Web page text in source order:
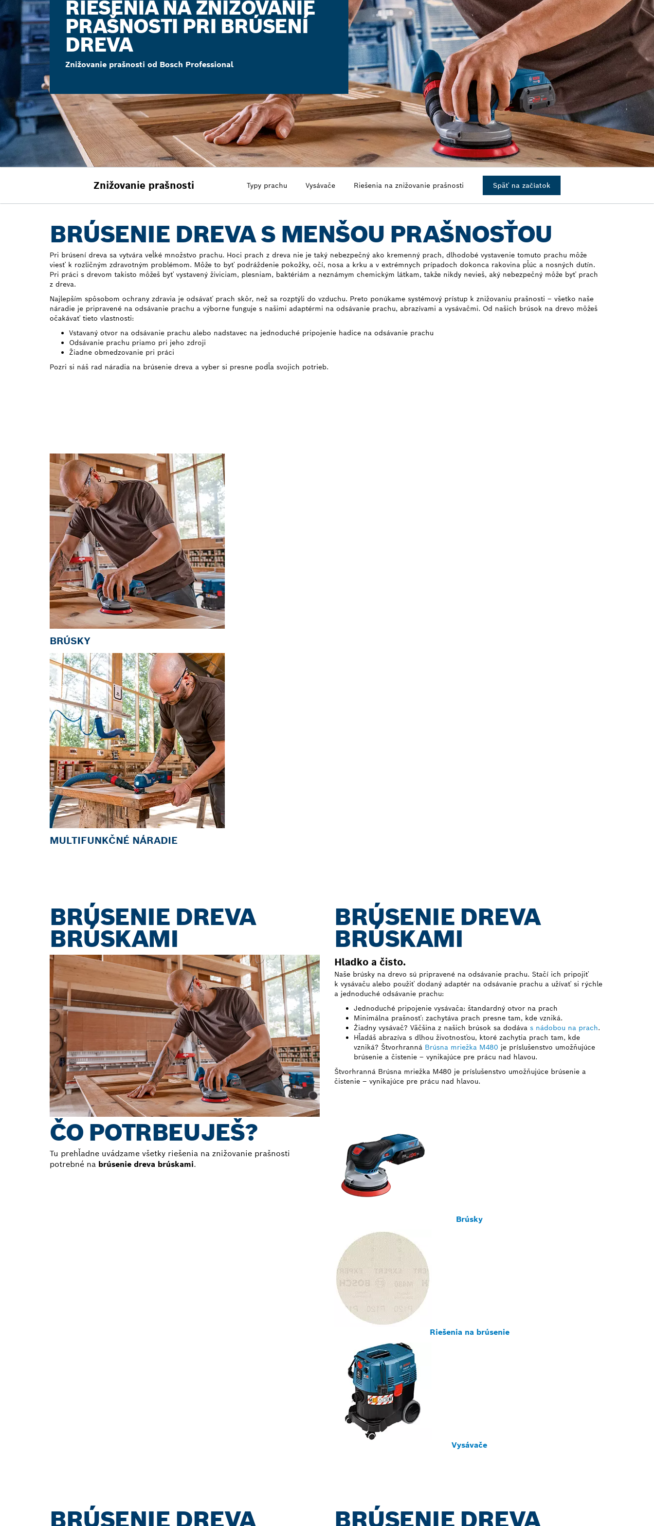
RIEŠENIA NA ZNIŽOVANIE
PRAŠNOSTI PRI BRÚSENÍ
DREVA
Znižovanie prašnosti od Bosch Professional
Znižovanie prašnosti Typy prachu Vysávače Riešenia na znižovanie prašnosti Späť na začiatok
BRÚSENIE DREVA S MENŠOU PRAŠNOSŤOU
Pri brúsení dreva sa vytvára veľké množstvo prachu. Hoci prach z dreva nie je taký nebezpečný ako kremenný prach, dlhodobé vystavenie tomuto prachu môže
viesť k rozličným zdravotným problémom. Môže to byť podráždenie pokožky, očí, nosa a krku a v extrémnych prípadoch dokonca rakovina pľúc a nosných dutín.
Pri práci s drevom takisto môžeš byť vystavený živiciam, plesniam, baktériám a neznámym chemickým látkam, takže nikdy nevieš, aký nebezpečný môže byť prach
z dreva.
Najlepším spôsobom ochrany zdravia je odsávať prach skôr, než sa rozptýli do vzduchu. Preto ponúkame systémový prístup k znižovaniu prašnosti – všetko naše
náradie je pripravené na odsávanie prachu a výborne funguje s našimi adaptérmi na odsávanie prachu, abrazívami a vysávačmi. Od našich brúsok na drevo môžeš
očakávať tieto vlastnosti:
Vstavaný otvor na odsávanie prachu alebo nadstavec na jednoduché pripojenie hadice na odsávanie prachu
Odsávanie prachu priamo pri jeho zdroji
Žiadne obmedzovanie pri práci
Pozri si náš rad náradia na brúsenie dreva a vyber si presne podľa svojich potrieb.
BRÚSKY
MULTIFUNKČNÉ NÁRADIE
BRÚSENIE DREVA
BRÚSKAMI
BRÚSENIE DREVA
BRÚSKAMI
Hladko a čisto.
Naše brúsky na drevo sú pripravené na odsávanie prachu. Stačí ich pripojiť
k vysávaču alebo použiť dodaný adaptér na odsávanie prachu a užívať si rýchle
a jednoduché odsávanie prachu:
Jednoduché pripojenie vysávača: štandardný otvor na prach
Minimálna prašnosť: zachytáva prach presne tam, kde vzniká.
Žiadny vysávač? Väčšina z našich brúsok sa dodáva s nádobou na prach.
Hľadáš abrazíva s dlhou životnosťou, ktoré zachytia prach tam, kde
vzniká? Štvorhranná Brúsna mriežka M480 je príslušenstvo umožňujúce
brúsenie a čistenie – vynikajúce pre prácu nad hlavou.
Štvorhranná Brúsna mriežka M480 je príslušenstvo umožňujúce brúsenie a
čistenie – vynikajúce pre prácu nad hlavou.
ČO POTRBEUJEŠ?
Tu prehľadne uvádzame všetky riešenia na znižovanie prašnosti
potrebné na brúsenie dreva brúskami.
Brúsky
Riešenia na brúsenie
Vysávače
BRÚSENIE DREVA BRÚSENIE DREVA